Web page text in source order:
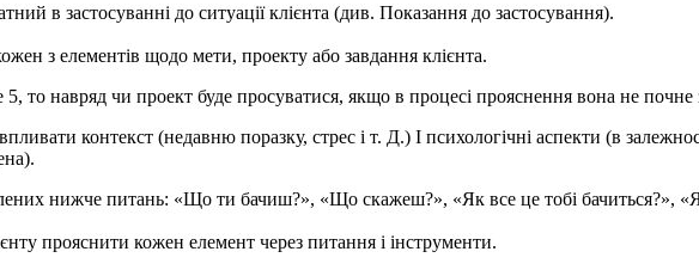
в застосуванні до ситуації клієнта (див. Показання до застосування).
з елементів щодо мети, проекту або завдання клієнта.
то навряд чи проект буде просуватися, якщо в процесі прояснення вона не почне
контекст (недавню поразку, стрес і т. Д.) І психологічні аспекти (в
нижче питань: «Що ти бачиш?», «Що скажеш?», «Як все це тобі
прояснити кожен елемент через питання і інструменти.